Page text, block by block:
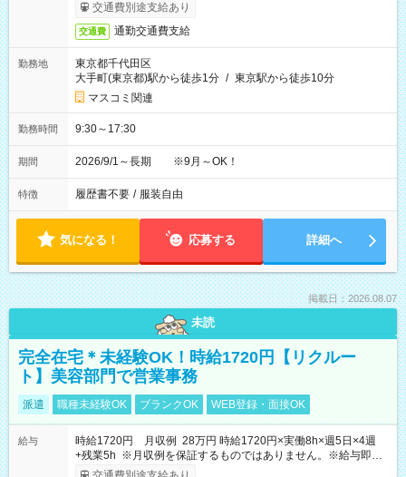
交通費別途支給あり
交通費 通勤交通費支給
勤務地
東京都千代田区
大手町(東京都)駅から徒歩1分 / 東京駅から徒歩10分
マスコミ関連
勤務時間 9:30～17:30
期間 2026/9/1～長期 ※9月～OK！
特徴 履歴書不要 / 服装自由
気になる！ 応募する 詳細へ
掲載日：2026.08.07
未読
完全在宅＊未経験OK！時給1720円【リクルー
ト】美容部門で営業事務
派遣 職種未経験OK ブランクOK WEB登録・面接OK
給与
時給1720円 月収例 28万円 時給1720円×実働8h×週5日×4週
+残業5h ※月収例を保証するものではありません。※給与即受
取りサービス利用可（利用条件有）